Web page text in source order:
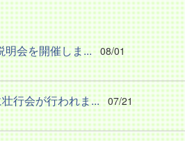
会を開催しま... 08/01
行会が行われま... 07/21